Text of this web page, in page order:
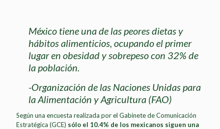
México tiene una de las peores dietas y
hábitos alimenticios, ocupando el primer
lugar en obesidad y sobrepeso con 32% de
la población.
-Organización de las Naciones Unidas para
la Alimentación y Agricultura (FAO)
Según una encuesta realizada por el Gabinete de Comunicación
Estratégica (GCE) sólo el 10.4% de los mexicanos siguen una